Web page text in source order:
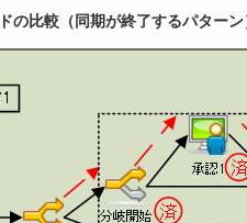
の比較（同期が終了するパターン